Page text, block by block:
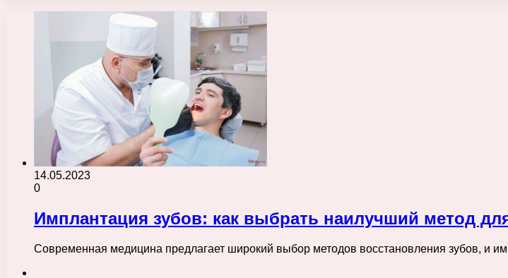
14.05.2023
0
Имплантация зубов: как выбрать наилучший метод
Современная медицина предлагает широкий выбор методов восстановления зубов, и